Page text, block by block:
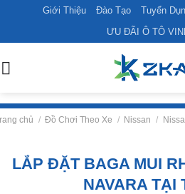
content
Giới Thiệu Đào Tạo Tuyển
ƯU ĐÃI Ô TÔ
chủ / Đồ Chơi Theo Xe / Nissan /
LẮP ĐẶT BAGA MUI
NAVARA TẠI